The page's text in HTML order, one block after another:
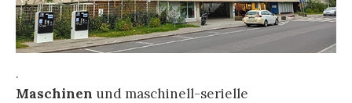
.
Maschinen und maschinell-serielle